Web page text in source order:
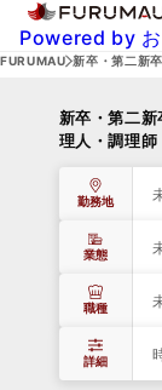
Powered by
FURUMAU 新卒・第二新
新卒・第二
理人・調理師
勤務地
業態
職種
詳細